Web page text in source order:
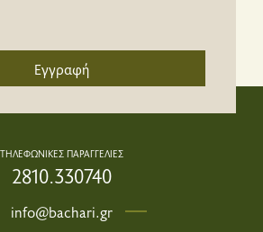
Εγγραφή
ΤΗΛΕΦΩΝΙΚΕΣ ΠΑΡΑΓΓΕΛΙΕΣ
2810.330740
info@bachari.gr